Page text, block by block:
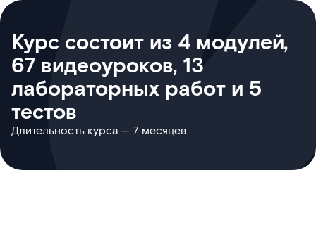
Курс состоит из 4 модулей,
67 видеоуроков, 13
лабораторных работ и 5
тестов
Длительность курса — 7 месяцев